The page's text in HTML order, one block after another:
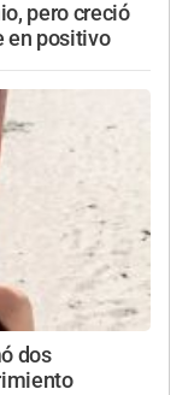
pero creció
en positivo
dos